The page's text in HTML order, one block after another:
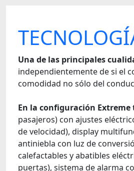
Una de las principales
independientemente de si el
comodidad no sólo del
En la configuración
pasajeros) con ajustes
de velocidad), display
antiniebla con luz de
calefactables y abatibles
puertas), sistema de alarma